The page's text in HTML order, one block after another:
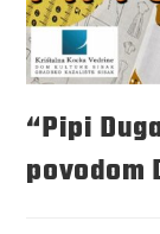
“Pipi
povodom